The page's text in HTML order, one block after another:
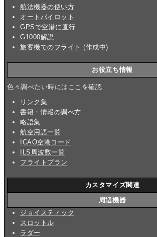
航法機器の使い方
オートパイロット
GPSで空港に直行
G1000解説
旅客機でのフライト (作成中)
お役立ち情報
色々調べたい時にはここを確認
リンク集
書籍・情報の調べ方
略語集
航空用語一覧
ICAO空港コード
ILS周波数一覧
フライトプラン
カスタマイズ関連
周辺機器
ジョイスティック
スロットル
ラダー